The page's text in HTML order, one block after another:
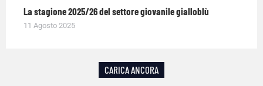
La stagione 2025/26 del settore giovanile gialloblù
11 Agosto 2025
CARICA ANCORA